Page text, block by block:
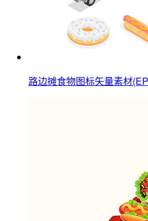
路边摊食物图标矢量素材